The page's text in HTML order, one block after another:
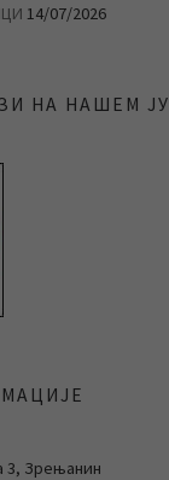
14/07/2026
НА НАШЕМ
3, Зрењанин